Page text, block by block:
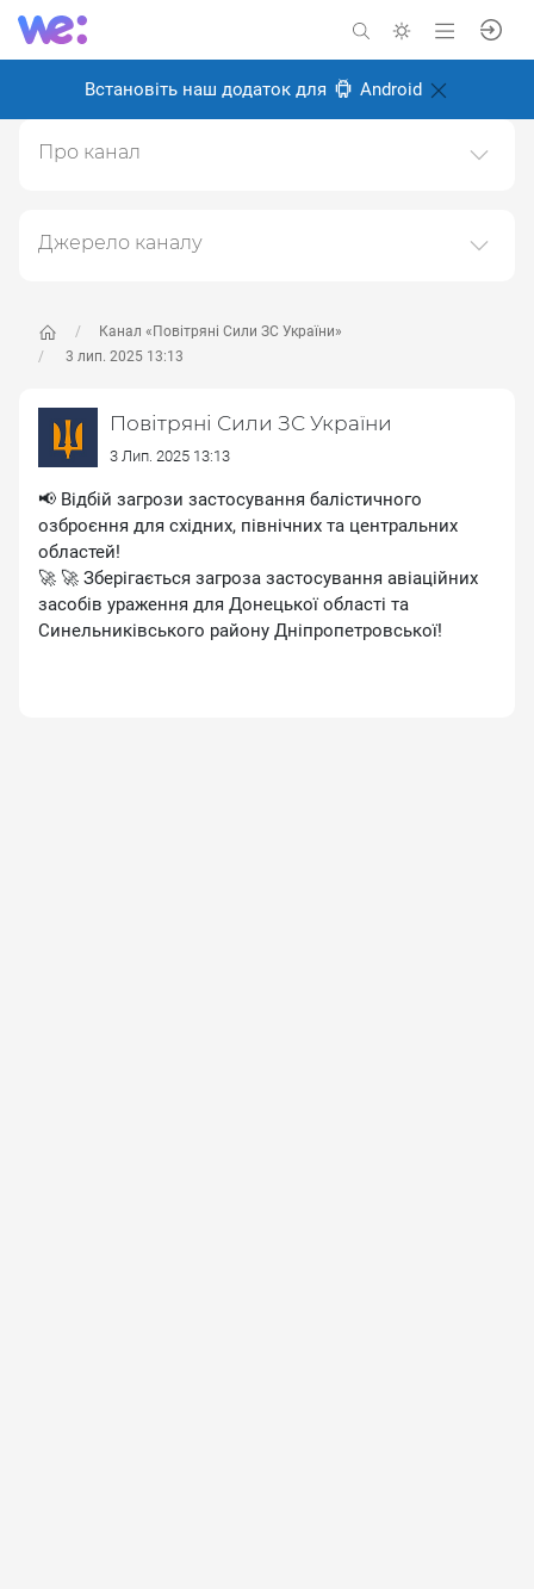
Встановіть наш додаток для Android
Канал «Повітряні Сили ЗС України»
3 лип. 2025 13:13
Повітряні Сили ЗС України
3 Лип. 2025 13:13
📢 Відбій загрози застосування балістичного
озброєння для східних, північних та центральних
областей!
🚀 🚀 Зберігається загроза застосування авіаційних
засобів ураження для Донецької області та
Синельниківського району Дніпропетровської!
Про канал
УКРАЇНИ (Facebook, YouTube, Tiktok, WhatsApp,
Створено: 6 листопада 2024
Відповідальні:
Джерело каналу
його популяризації та збільшення аудиторії його
підписників.
отримання повної інформації про Автора, чи
предмет допису.